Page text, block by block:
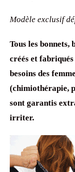
Modèle exclusif
Tous les bonnets,
créés et
besoins des
(chimiothérapie,
sont garantis
irriter.